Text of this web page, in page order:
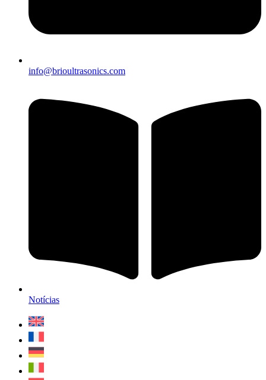
info@brioultrasonics.com
Notícias